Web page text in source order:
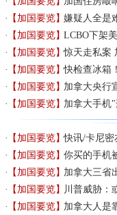
【加国要览】嫌疑人全是
【加国要览】LCBO下架
【加国要览】惊天走私案
【加国要览】快检查冰箱
【加国要览】加拿大央行
【加国要览】加拿大手机
【加国要览】快讯/卡尼密
【加国要览】你买的手机
【加国要览】加拿大三省
【加国要览】 川普威胁：
【加国要览】加拿大人是